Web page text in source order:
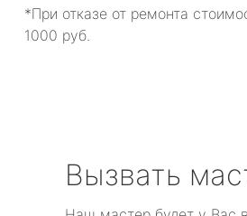
*При отказе от ремонта
1000 руб.
Вызвать